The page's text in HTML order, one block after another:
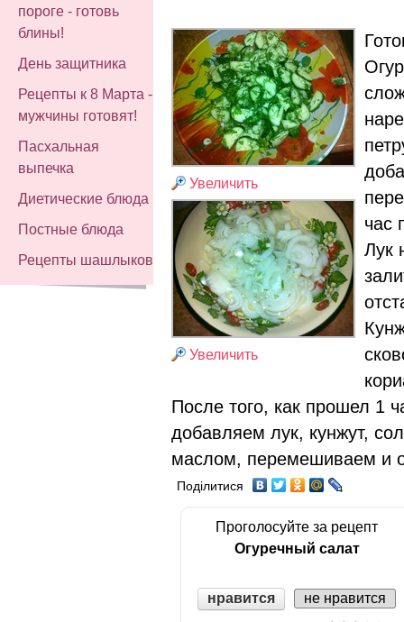
пороге - готовь
блины!
День защитника
Рецепты к 8 Марта -
мужчины готовят!
Пасхальная
выпечка
Диетические блюда
Постные блюда
Рецепты шашлыков
Увеличить
Увеличить
час
Лук
После того, как прошел 1
добавляем лук, кунжут,
маслом, перемешиваем и
Поділитися
Проголосуйте за рецепт
Огуречный салат
нравится не нравится